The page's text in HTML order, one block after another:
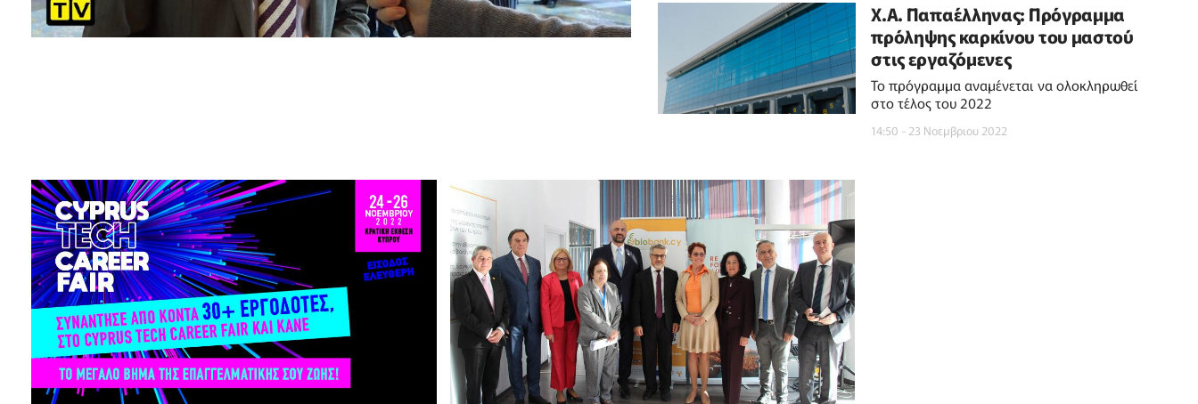
Χ.Α. Παπαέλληνας: Πρόγραμμα
πρόληψης καρκίνου του μαστού
στις εργαζόμενες
Το πρόγραμμα αναμένεται να ολοκληρωθεί
στο τέλος του 2022
14:50 - 23 Νοεμβριου 2022